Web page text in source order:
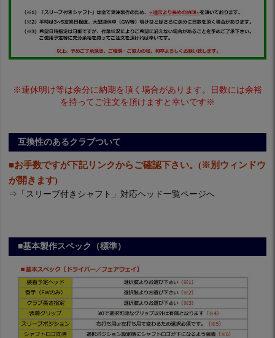
※連休明け等は余分に納期を頂く場合があります。日数には余裕
を持ってご注文を頂けますと幸いです※
互換性のあるクラブついて
■お手数ですが下記リンクからご確認下さい。(※別ウィンドウ
が開きます)
⇒ 「スリーブ付きシャフト」対応ヘッド一覧ページへ
■基本製作スペック（標準）